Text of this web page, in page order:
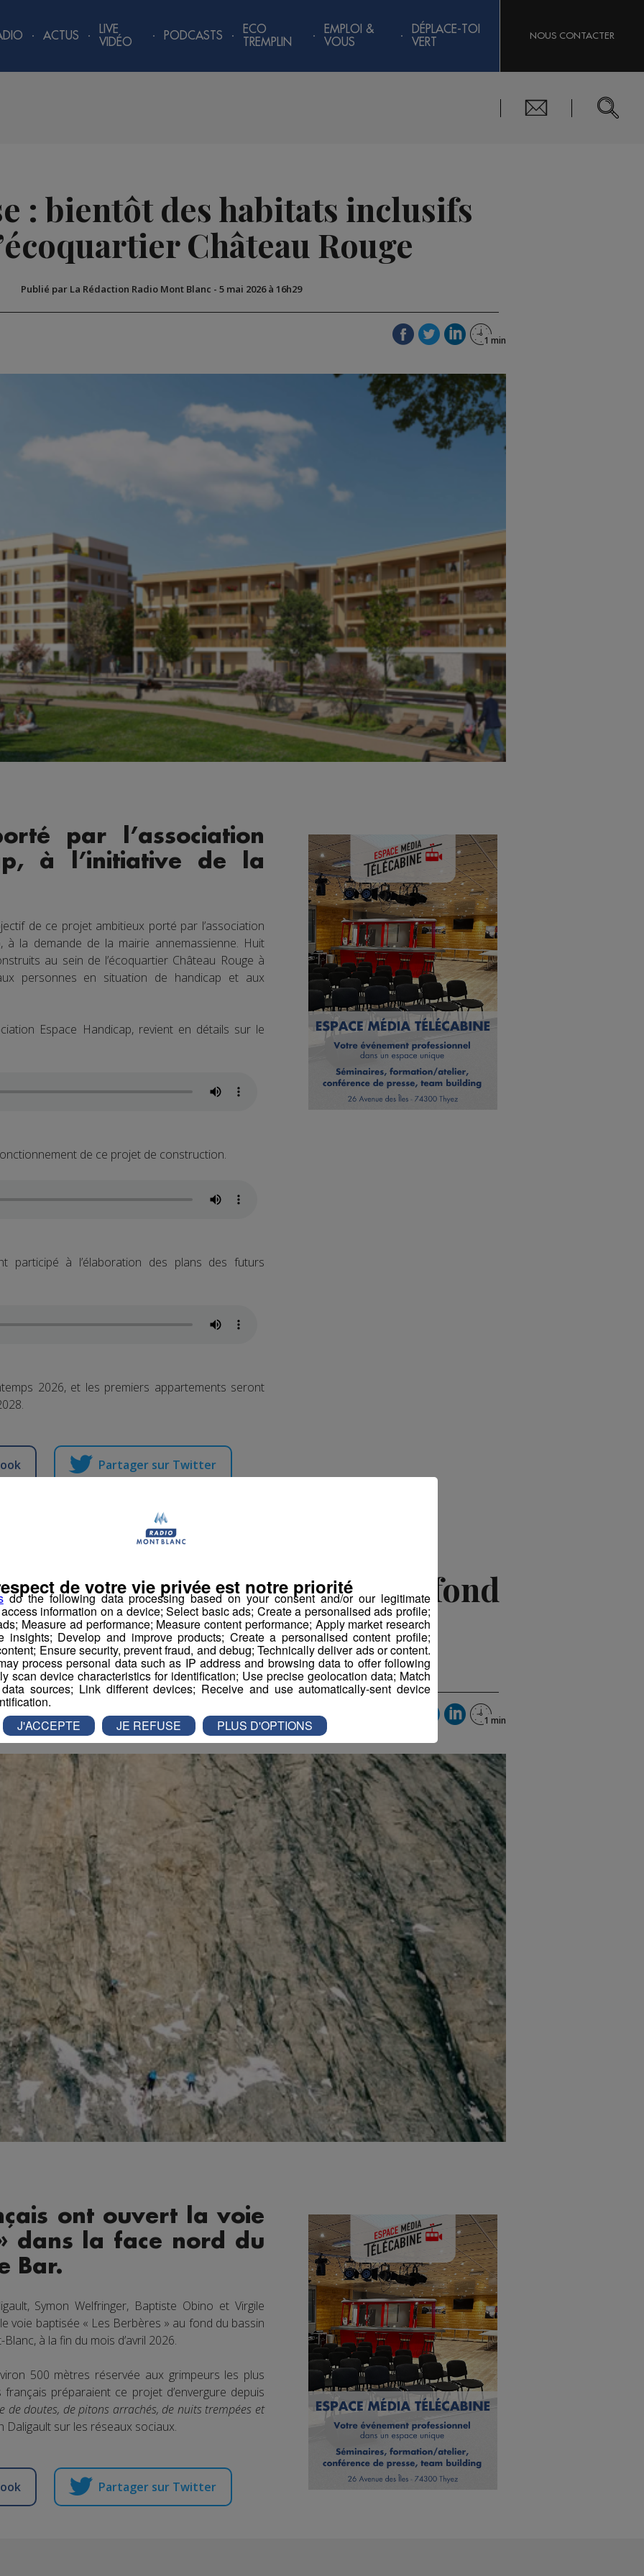
ACTUS
LIVE
VIDÉO
PODCASTS
ECO
TREMPLIN
EMPLOI &
VOUS
DÉPLACE-TOI
VERT
NOUS CONTACTER
: bientôt des habitats inclusifs
Château Rouge
Publié par La Rédaction Radio Mont Blanc - 5 mai 2026 à 16h29
par l’association
à l’initiative de la
de ce projet ambitieux porté par l’association
à la demande de la mairie annemassienne. Huit
au sein de l’écoquartier Château Rouge à
personnes en situation de handicap et aux
Espace Handicap, revient en détails sur le
de ce projet de construction.
participé à l’élaboration des plans des futurs
2026, et les premiers appartements seront
Partager sur Twitter
nouvelle voie ouverte au fond
bassin d’Argentière
Rédaction Radio Mont Blanc-6 mai 2026 à 10h32-Mis à jour le 6 mai 2026 à 11h29
ont ouvert la voie
dans la face nord du
Bar.
Symon Welfringer, Baptiste Obino et Virgile
voie baptisée « Les Berbères » au fond du bassin
à la fin du mois d’avril 2026.
500 mètres réservée aux grimpeurs les plus
préparaient ce projet d’envergure depuis
de doutes, de pitons arrachés, de nuits trempées et
Daligault sur les réseaux sociaux.
Partager sur Twitter
do the following data processing based on your consent and/or our legitimate
information on a device; Select basic ads; Create a personalised ads profile;
Measure ad performance; Measure content performance; Apply market research
insights; Develop and improve products; Create a personalised content profile;
Ensure security, prevent fraud, and debug; Technically deliver ads or content.
process personal data such as IP address and browsing data to offer following
scan device characteristics for identification; Use precise geolocation data; Match
sources; Link different devices; Receive and use automatically-sent device
de votre vie privée est notre priorité
J'ACCEPTE JE REFUSE PLUS D'OPTIONS